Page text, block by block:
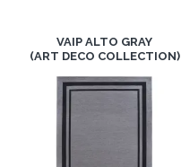
VAIP ALTO GRAY
(ART DECO COLLECTION)